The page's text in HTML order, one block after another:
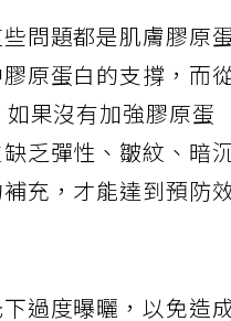
問題都是肌膚膠原
原蛋白的支撐，而
果沒有加強膠原蛋
乏彈性、皺紋、暗
充，才能達到預防